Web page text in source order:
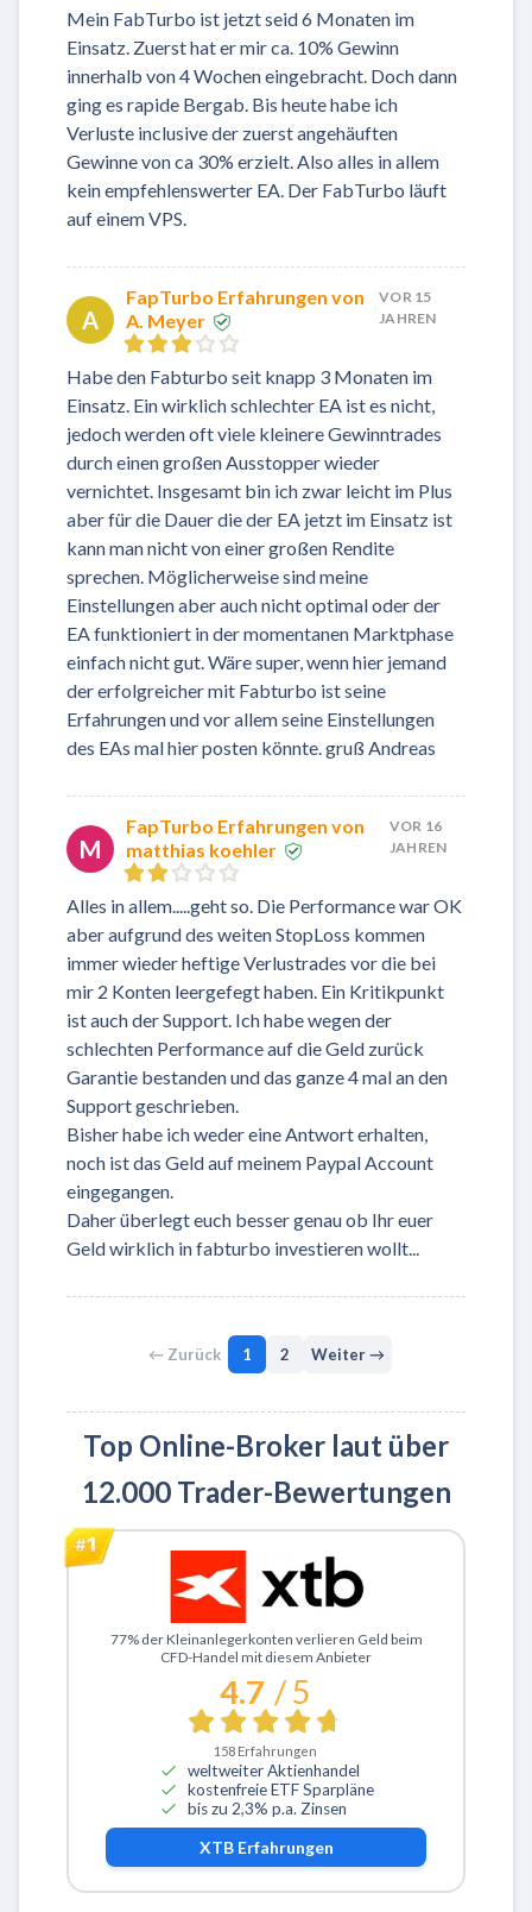
Mein FabTurbo ist jetzt seid 6 Monaten im
Einsatz. Zuerst hat er mir ca. 10% Gewinn
innerhalb von 4 Wochen eingebracht. Doch dann
ging es rapide Bergab. Bis heute habe ich
Verluste inclusive der zuerst angehäuften
Gewinne von ca 30% erzielt. Also alles in allem
kein empfehlenswerter EA. Der FabTurbo läuft
auf einem VPS.
A
FapTurbo Erfahrungen von
A. Meyer
VOR 15
JAHREN
Habe den Fabturbo seit knapp 3 Monaten im
Einsatz. Ein wirklich schlechter EA ist es nicht,
jedoch werden oft viele kleinere Gewinntrades
durch einen großen Ausstopper wieder
vernichtet. Insgesamt bin ich zwar leicht im Plus
aber für die Dauer die der EA jetzt im Einsatz ist
kann man nicht von einer großen Rendite
sprechen. Möglicherweise sind meine
Einstellungen aber auch nicht optimal oder der
EA funktioniert in der momentanen Marktphase
einfach nicht gut. Wäre super, wenn hier jemand
der erfolgreicher mit Fabturbo ist seine
Erfahrungen und vor allem seine Einstellungen
des EAs mal hier posten könnte. gruß Andreas
M
FapTurbo Erfahrungen von
matthias koehler
VOR 16
JAHREN
Alles in allem.....geht so. Die Performance war OK
aber aufgrund des weiten StopLoss kommen
immer wieder heftige Verlustrades vor die bei
mir 2 Konten leergefegt haben. Ein Kritikpunkt
ist auch der Support. Ich habe wegen der
schlechten Performance auf die Geld zurück
Garantie bestanden und das ganze 4 mal an den
Support geschrieben.
Bisher habe ich weder eine Antwort erhalten,
noch ist das Geld auf meinem Paypal Account
eingegangen.
Daher überlegt euch besser genau ob Ihr euer
Geld wirklich in fabturbo investieren wollt...
← Zurück 1 2 Weiter →
Top Online-Broker laut über
12.000 Trader-Bewertungen
Zu XTB
77% der Kleinanlegerkonten verlieren Geld beim
CFD-Handel mit diesem Anbieter
4.7 / 5
158 Erfahrungen
weltweiter Aktienhandel
kostenfreie ETF Sparpläne
bis zu 2,3% p.a. Zinsen
XTBErfahrungen